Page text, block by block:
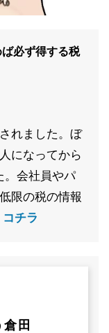
必ず得する税
れました。ぼ
になってから
。会社員やパ
限の税の情報
コチラ
倉田